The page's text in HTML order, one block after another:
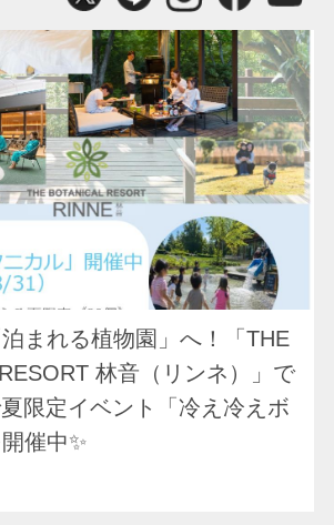
まれる植物園」へ！「THE
林音（リンネ）」で
限定イベント「冷え冷えボ
催中✨